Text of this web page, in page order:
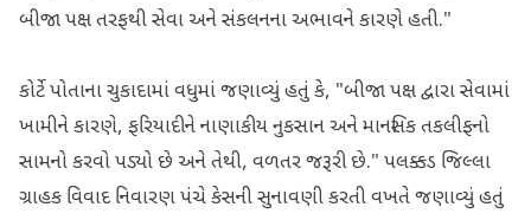
બીજા પક્ષ તરફથી સેવા અને સંકલનના અભાવને કારણે હતી."
કોર્ટે પોતાના ચુકાદામાં વધુમાં જણાવ્યું હતું કે, "બીજા પક્ષ દ્વારા સેવામાં
ખામીને કારણે, ફરિયાદીને નાણાકીય નુકસાન અને માનસિક તકલીફનો
સામનો કરવો પડ્યો છે અને તેથી, વળતર જરૂરી છે." પલક્કડ જિલ્લા
ગ્રાહક વિવાદ નિવારણ પંચે કેસની સુનાવણી કરતી વખતે જણાવ્યું હતું